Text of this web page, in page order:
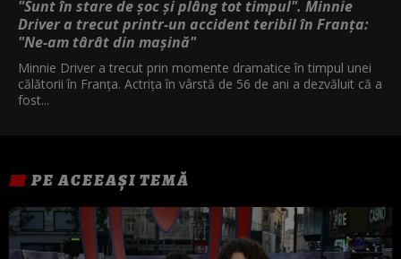
"Sunt în stare de șoc și plâng tot timpul". Minnie
Driver a trecut printr-un accident teribil în Franța:
"Ne-am târât din mașină"
Minnie Driver a trecut prin momente dramatice în timpul unei
călătorii în Franța. Actrița în vârstă de 56 de ani a dezvăluit că a
fost...
PE ACEEAȘI TEMĂ